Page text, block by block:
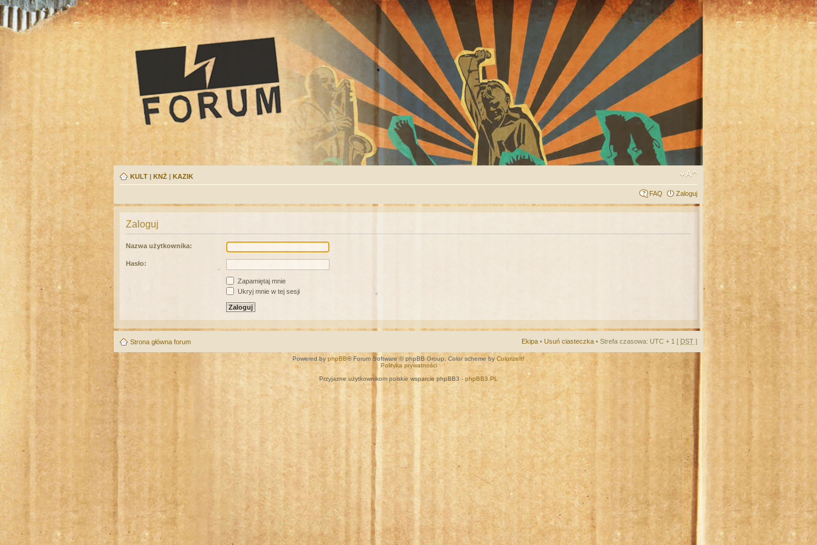
KULT | KNŻ | KAZIK
FAQ Zaloguj
Zaloguj
Nazwa użytkownika:
Hasło:
Zapamiętaj mnie
Ukryj mnie w tej sesji
Strona główna forum Ekipa • Usuń ciasteczka • Strefa czasowa: UTC + 1 [ DST ]
Powered by phpBB® Forum Software © phpBB Group. Color scheme by ColorizeIt!
Polityka prywatności
Przyjazne użytkownikom polskie wsparcie phpBB3 - phpBB3.PL